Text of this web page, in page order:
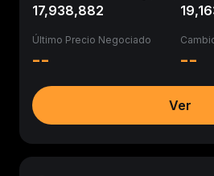
17,938,882
Último Precio Negociado
-- --
Ver